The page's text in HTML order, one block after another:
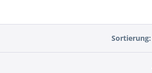
Sortierung: